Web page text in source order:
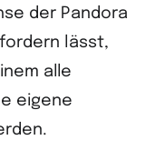
der Pandora
lässt,
alle
eigene